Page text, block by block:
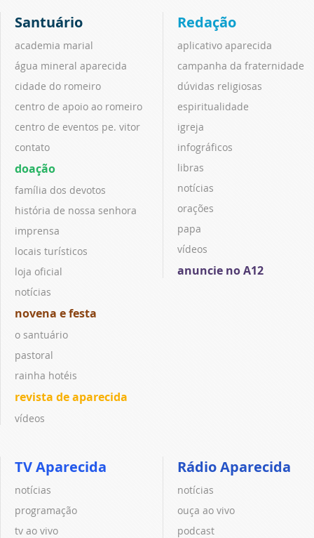
Santuário
academia marial
água mineral aparecida
cidade do romeiro
centro de apoio ao romeiro
centro de eventos pe. vitor
contato
doação
família dos devotos
história de nossa senhora
imprensa
locais turísticos
loja oficial
notícias
novena e festa
o santuário
pastoral
rainha hotéis
revista de aparecida
vídeos
Redação
aplicativo aparecida
campanha da fraternidade
dúvidas religiosas
espiritualidade
igreja
infográficos
libras
notícias
orações
papa
vídeos
anuncie no A12
TV Aparecida
notícias
programação
tv ao vivo
Rádio Aparecida
notícias
ouça ao vivo
podcast